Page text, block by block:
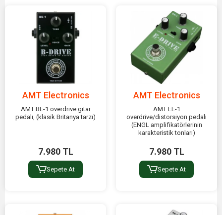
AMT Electronics
AMT BE-1 overdrive gitar
pedalı, (klasik Britanya tarzı)
7.980 TL
Sepete At
AMT Electronics
AMT EE-1
overdrive/distorsiyon pedalı
(ENGL amplifikatörlerinin
karakteristik tonları)
7.980 TL
Sepete At